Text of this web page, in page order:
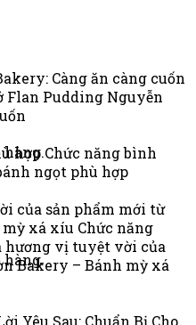
hàng.
hàng.
Càng ăn càng cuốn
Flan Pudding Nguyễn
hợp Chức năng bình
ngọt phù hợp
của sản phẩm mới từ
mỳ xá xíu Chức năng
hương vị tuyệt vời của
Bakery – Bánh mỳ xá